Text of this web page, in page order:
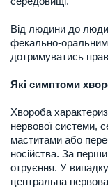
Від людини до
фекально-
дотримуватись
Які симптоми
Хвороба
нервової системи,
маститами або
носійства. За
отруєння. У
центральна